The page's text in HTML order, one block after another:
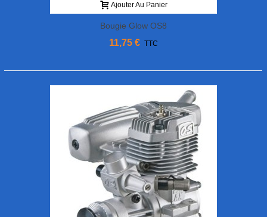
Ajouter Au Panier
Bougie Glow OS8
11,75 € TTC